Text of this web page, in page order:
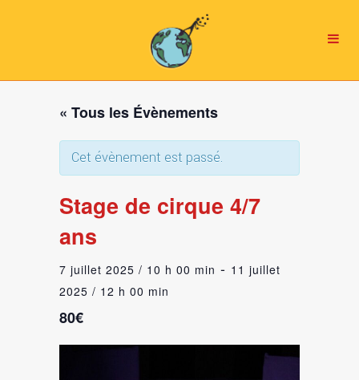
« Tous les Évènements
Cet évènement est passé.
Stage de cirque 4/7
ans
7 juillet 2025 / 10 h 00 min - 11 juillet
2025 / 12 h 00 min
80€